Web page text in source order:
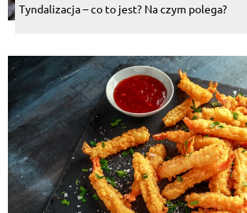
Tyndalizacja – co to jest? Na czym polega?